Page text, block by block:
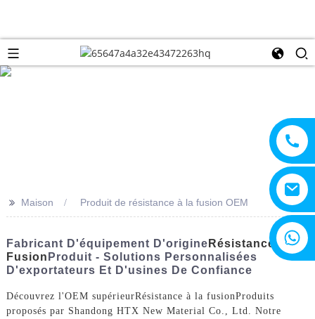
>> Maison Produit de résistance à la fusion OEM
Fabricant D'équipement D'origine Résistance À La
Fusion Produit - Solutions Personnalisées
D'exportateurs Et D'usines De Confiance
Découvrez l'OEM supérieurRésistance à la fusionProduits
proposés par Shandong HTX New Material Co., Ltd. Notre